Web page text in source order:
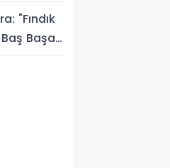
"Fındık
Başa